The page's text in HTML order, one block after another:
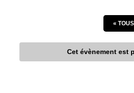
«
Cet évènement est